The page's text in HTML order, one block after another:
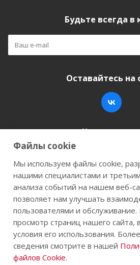
Будьте всегда в
Оставайтесь на
Наши
+7 (846) 200-05-15
г. Самара, ул.
2026 © Строй-К.рф. Сайт не
офертой.
Файлы cookie
Мы используем файлы cookie,
нашими специалистами и
анализа событий на нашем веб-
позволяет нам улучшать
пользователями и
просмотр страниц нашего сайта,
условия его использования.
сведения смотрите в нашей
файлов Cookie.